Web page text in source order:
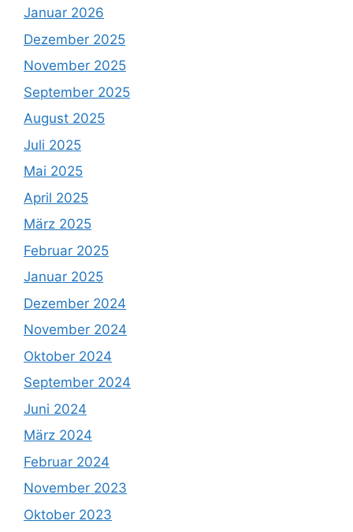
Januar 2026
Dezember 2025
November 2025
September 2025
August 2025
Juli 2025
Mai 2025
April 2025
März 2025
Februar 2025
Januar 2025
Dezember 2024
November 2024
Oktober 2024
September 2024
Juni 2024
März 2024
Februar 2024
November 2023
Oktober 2023